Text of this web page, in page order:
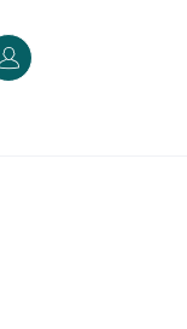
Accedi o registrati